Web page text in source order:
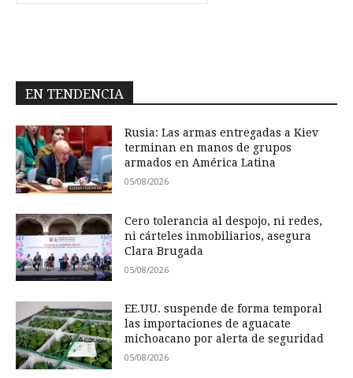
EN TENDENCIA
Rusia: Las armas entregadas a Kiev
terminan en manos de grupos
armados en América Latina
05/08/2026
Cero tolerancia al despojo, ni redes,
ni cárteles inmobiliarios, asegura
Clara Brugada
05/08/2026
EE.UU. suspende de forma temporal
las importaciones de aguacate
michoacano por alerta de seguridad
05/08/2026